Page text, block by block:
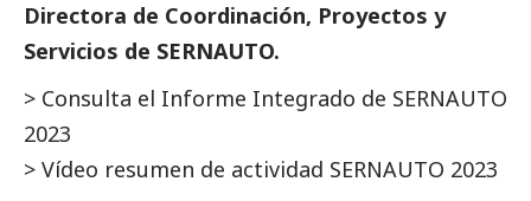
Directora de Coordinación, Proyectos y
Servicios de SERNAUTO.
> Consulta el Informe Integrado de SERNAUTO
2023
> Vídeo resumen de actividad SERNAUTO 2023